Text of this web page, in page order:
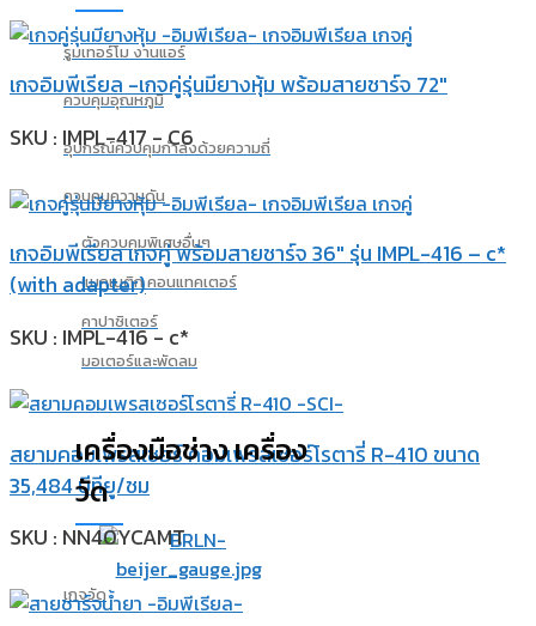
รูมเทอร์โม งานแอร์
ควบคุมอุณหภูมิ
อุปกรณ์ควบคุมกำลังด้วยความถี่
ควบคุมความดัน
ตัวควบคุมพิเศษอื่นๆ
แมกเนติก คอนแทคเตอร์
คาปาซิเตอร์
มอเตอร์และพัดลม
เครื่องมือช่าง เครื่อง
วัด
เกจวัด
เกจอิมพีเรียล -เกจคู่รุ่นมียางหุ้ม พร้อมสายชาร์จ 72″
SKU : IMPL-417 - C6
เกจอิมพีเรียล เกจคู่ พร้อมสายชาร์จ 36″ รุ่น IMPL-416 – c*
(with adapter)
SKU : IMPL-416 - c*
สยามคอมเพรสเซอร์ คอมเพรสเซอร์โรตารี่ R-410 ขนาด
35,484 บีทียู/ชม
SKU : NN40YCAMT